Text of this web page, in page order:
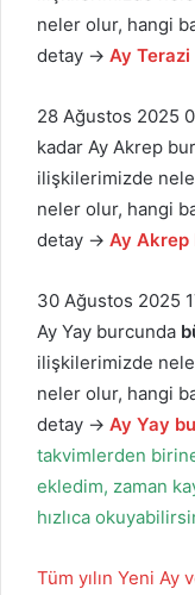
neler olur, hangi
detay → Ay
28 Ağustos 2025
kadar Ay Akrep
ilişkilerimizde
neler olur, hangi
detay → Ay Akrep
30 Ağustos 2025
Ay Yay burcunda
ilişkilerimizde
neler olur, hangi
detay → Ay Yay
takvimlerden
ekledim, zaman
hızlıca
Tüm yılın Yeni Ay